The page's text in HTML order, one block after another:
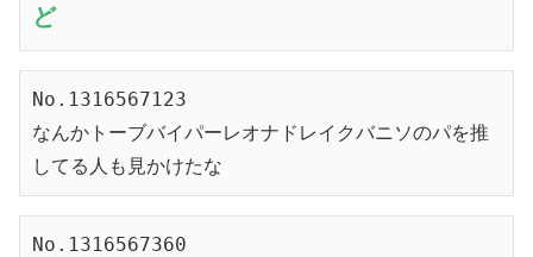
ど
No.1316567123
なんかトーブバイパーレオナドレイクバニソのパを推
してる人も見かけたな
No.1316567360